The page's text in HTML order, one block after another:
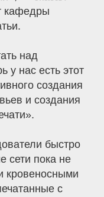
кафедры
над
у нас есть этот
создания
и создания
быстро
сети пока не
кровеносными
с